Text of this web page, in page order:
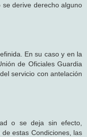
derive derecho alguno
En su caso y en la
de Oficiales Guardia
servicio con antelación
o se deja sin efecto,
estas Condiciones, las